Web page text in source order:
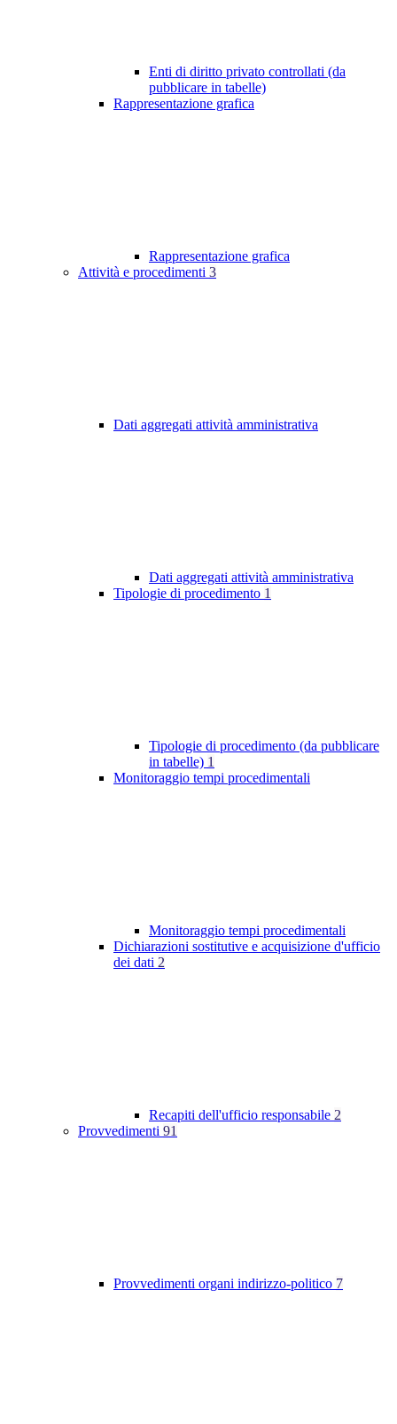
Enti di diritto privato controllati (da
pubblicare in tabelle)
Rappresentazione grafica
Rappresentazione grafica
Attività e procedimenti 3
Dati aggregati attività amministrativa
Dati aggregati attività amministrativa
Tipologie di procedimento 1
Tipologie di procedimento (da pubblicare
in tabelle) 1
Monitoraggio tempi procedimentali
Monitoraggio tempi procedimentali
Dichiarazioni sostitutive e acquisizione d'ufficio
dei dati 2
Recapiti dell'ufficio responsabile 2
Provvedimenti 91
Provvedimenti organi indirizzo-politico 7